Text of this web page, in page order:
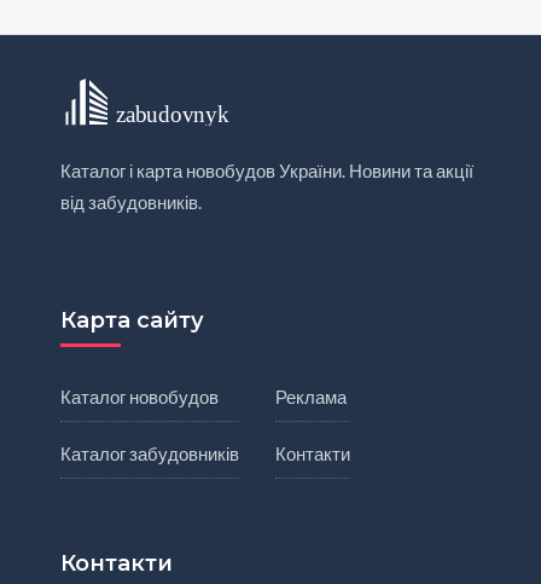
Каталог і карта новобудов України. Новини та акції
від забудовників.
Карта сайту
Каталог новобудов
Каталог забудовників
Реклама
Контакти
Контакти